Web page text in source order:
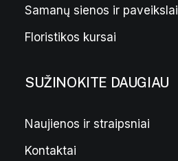
Samanų sienos ir paveikslai
Floristikos kursai
SUŽINOKITE DAUGIAU
Naujienos ir straipsniai
Kontaktai